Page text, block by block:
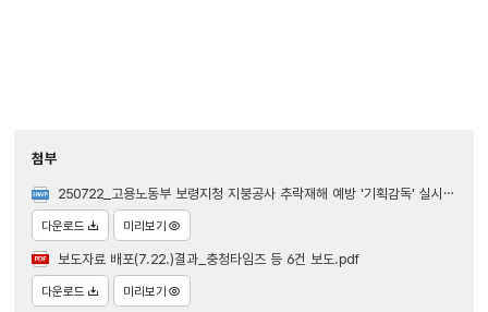
첨부
250722_고용노동부 보령지청 지붕공사 추락재해 예방 '기획감독' 실시 (산재예방지도과).hwp
다운로드 미리보기
보도자료 배포(7.22.)결과_충청타임즈 등 6건 보도.pdf
다운로드 미리보기